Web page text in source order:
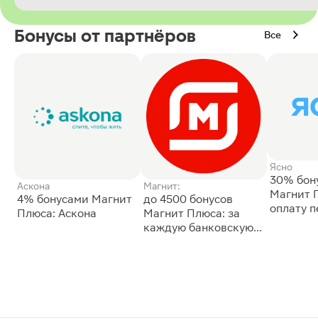
Бонусы от партнёров Все
Аскона
4% бонусами Магнит
Плюса: Аскона
Магнит:
до 4500 бонусов
Магнит Плюса: за
каждую банковскую
Ясно
30%
Магнит
оплату